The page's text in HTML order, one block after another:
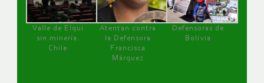
Valle de Elqui
sin minería.
Chile
Atentan contra
la Defensora
Francisca
Márquez
Defensoras de
Bolivia